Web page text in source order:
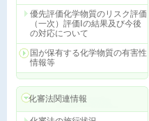
優先評価化学物質のリスク評価
（一次）評価Ⅰの結果及び今後
の対応について
国が保有する化学物質の有害性
情報等
化審法関連情報